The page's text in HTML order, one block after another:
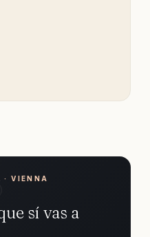
· VIENNA
sí vas a